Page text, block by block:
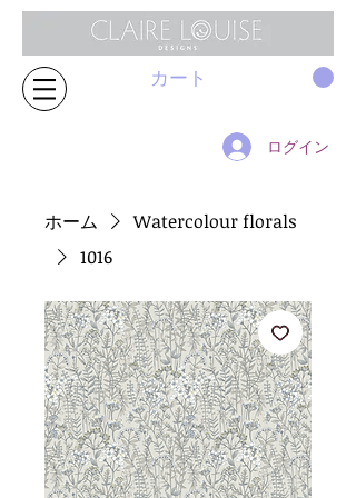
カート
ログイン
ホーム
Watercolour florals
1016